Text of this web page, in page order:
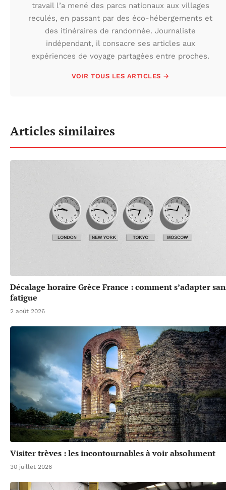
travail l’a mené des parcs nationaux aux villages
reculés, en passant par des éco-hébergements et
des itinéraires de randonnée. Journaliste
indépendant, il consacre ses articles aux
expériences de voyage partagées entre proches.
VOIR TOUS LES ARTICLES →
Articles similaires
Décalage horaire Grèce France : comment s’adapter
fatigue
2 août 2026
Visiter trèves : les incontournables à voir absolument
30 juillet 2026